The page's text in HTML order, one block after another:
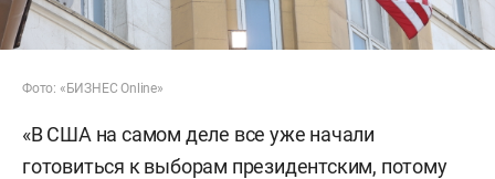
Фото: «БИЗНЕС Online»
«В США на самом деле все уже начали
готовиться к выборам президентским, потому